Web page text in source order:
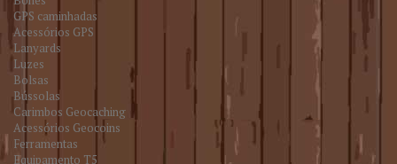
GPS caminhadas
Acessórios GPS
Lanyards
Luzes
Bolsas
Bússolas
Carimbos Geocaching
Acessórios Geocoins
Ferramentas
Equipamento T5